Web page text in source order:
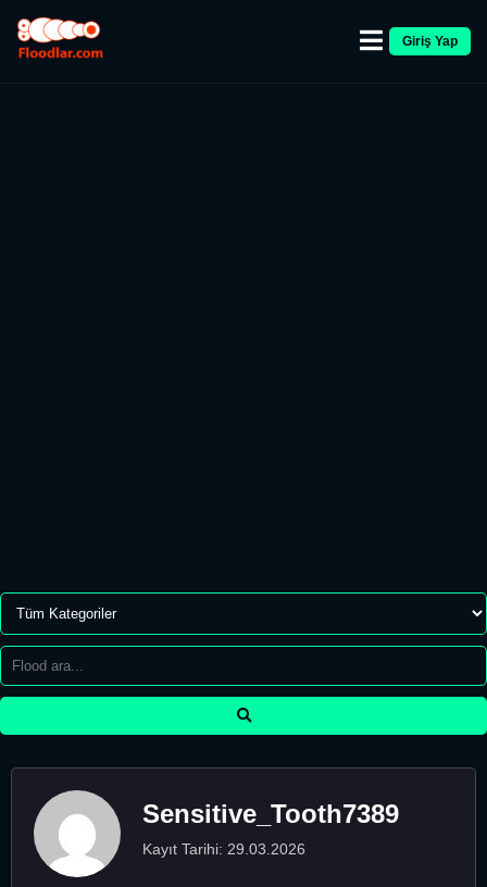
Giriş Yap
Sensitive_Tooth7389
Kayıt Tarihi: 29.03.2026